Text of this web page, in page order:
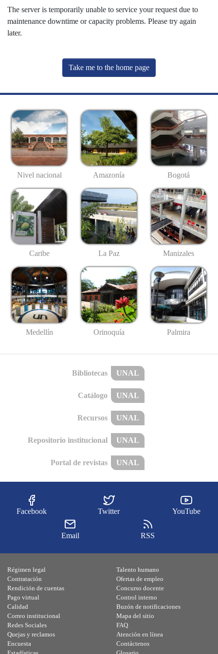
The server is temporarily unable to service your request due to
maintenance downtime or capacity problems. Please try again
later.
Take me to the home page
Nivel nacional Amazonía Bogotá
Caribe La Paz Manizales
Medellín Orinoquía Palmira
Bibliotecas UNAL
Catálogo UNAL
Recursos UNAL
Repositorio institucional UNAL
Portal de revistas UNAL
Facebook Twitter YouTube
Email RSS
Régimen legal
Contratación
Rendición de cuentas
Pago virtual
Calidad
Talento humano
Ofertas de empleo
Concurso docente
Control interno
Buzón de notificaciones
Correo institucional
Redes Sociales
Quejas y reclamos
Encuesta
Mapa del sitio
FAQ
Atención en línea
Contáctenos